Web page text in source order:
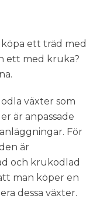
ett träd med
ett med kruka?
växter som
är anpassade
För
är
och krukodlad
man köper en
dessa växter.